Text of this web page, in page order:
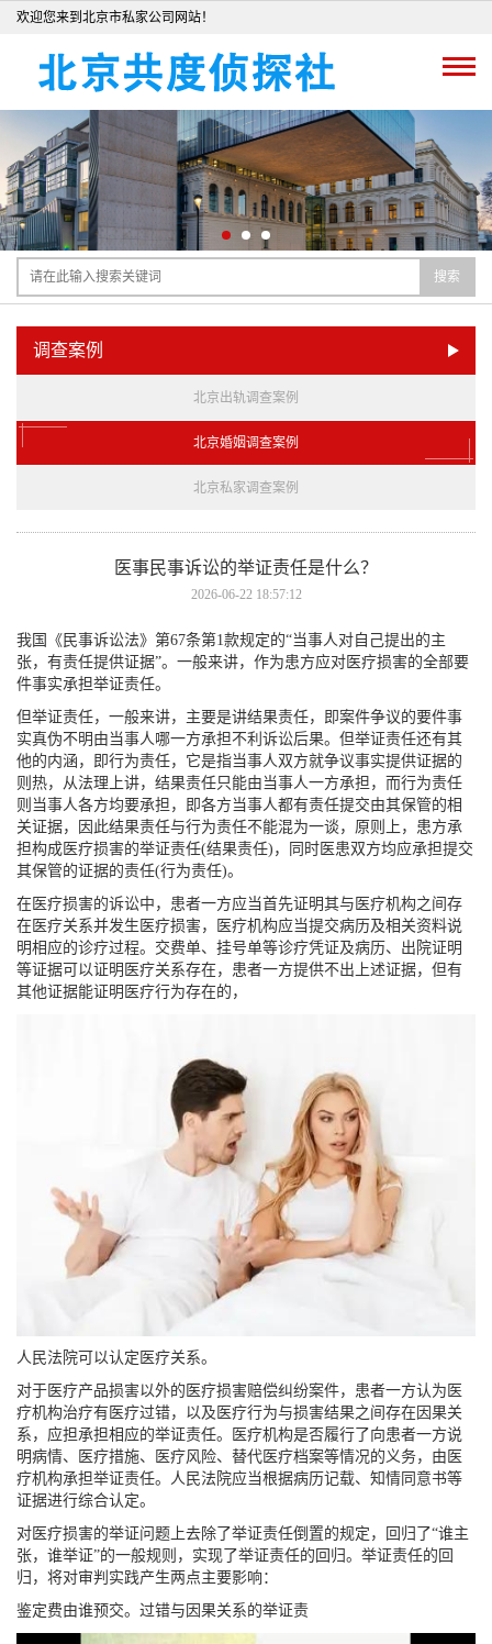
欢迎您来到北京市私家公司网站！
搜索
调查案例
北京出轨调查案例
北京婚姻调查案例
北京私家调查案例
医事民事诉讼的举证责任是什么？
2026-06-22 18:57:12
我国《民事诉讼法》第67条第1款规定的“当事人对自己提出的主
张，有责任提供证据”。一般来讲，作为患方应对医疗损害的全部要
件事实承担举证责任。
但举证责任，一般来讲，主要是讲结果责任，即案件争议的要件事
实真伪不明由当事人哪一方承担不利诉讼后果。但举证责任还有其
他的内涵，即行为责任，它是指当事人双方就争议事实提供证据的
则热，从法理上讲，结果责任只能由当事人一方承担，而行为责任
则当事人各方均要承担，即各方当事人都有责任提交由其保管的相
关证据，因此结果责任与行为责任不能混为一谈，原则上，患方承
担构成医疗损害的举证责任(结果责任)，同时医患双方均应承担提交
其保管的证据的责任(行为责任)。
在医疗损害的诉讼中，患者一方应当首先证明其与医疗机构之间存
在医疗关系并发生医疗损害，医疗机构应当提交病历及相关资料说
明相应的诊疗过程。交费单、挂号单等诊疗凭证及病历、出院证明
等证据可以证明医疗关系存在，患者一方提供不出上述证据，但有
其他证据能证明医疗行为存在的，
人民法院可以认定医疗关系。
对于医疗产品损害以外的医疗损害赔偿纠纷案件，患者一方认为医
疗机构治疗有医疗过错，以及医疗行为与损害结果之间存在因果关
系，应担承担相应的举证责任。医疗机构是否履行了向患者一方说
明病情、医疗措施、医疗风险、替代医疗档案等情况的义务，由医
疗机构承担举证责任。人民法院应当根据病历记载、知情同意书等
证据进行综合认定。
对医疗损害的举证问题上去除了举证责任倒置的规定，回归了“谁主
张，谁举证”的一般规则，实现了举证责任的回归。举证责任的回
归，将对审判实践产生两点主要影响：
鉴定费由谁预交。过错与因果关系的举证责